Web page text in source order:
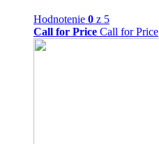
Hodnotenie 0 z 5
Call for Price Call for Price